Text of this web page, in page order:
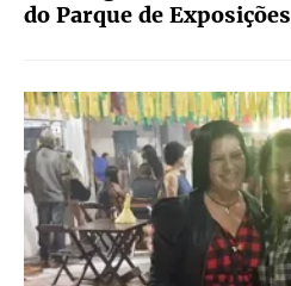
do Parque de Exposições